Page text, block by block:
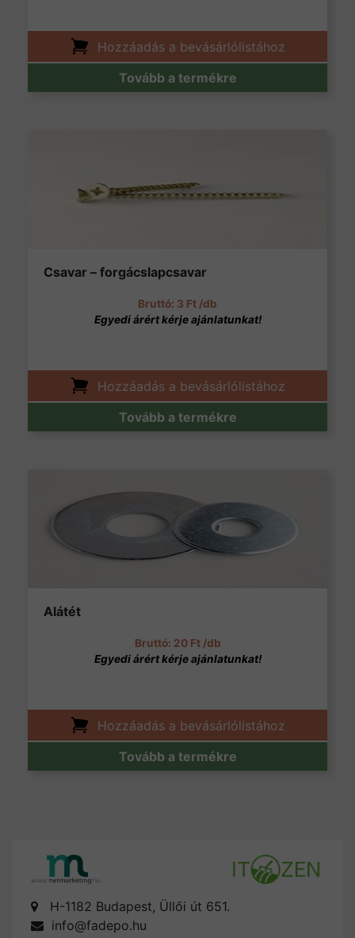
Hozzáadás a bevásárlólistához
Tovább a termékre
Csavar – forgácslapcsavar
3 Ft /db
Hozzáadás a bevásárlólistához
Tovább a termékre
Alátét
20 Ft/db
Hozzáadás a bevásárlólistához
Tovább a termékre
H-1182 Budapest, Üllői út 651.
info@fadepo.hu